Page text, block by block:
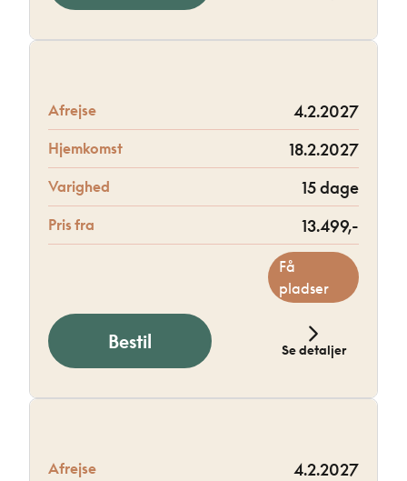
Afrejse 4.2.2027
Hjemkomst 18.2.2027
Varighed 15 dage
Pris fra 13.499,-
Få
pladser
Bestil Se detaljer
Afrejse 4.2.2027